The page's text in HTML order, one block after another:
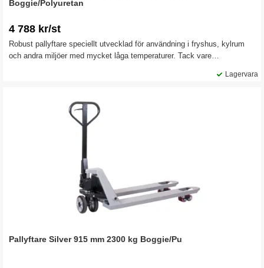
Boggie/Polyuretan
4 788 kr/st
Robust pallyftare speciellt utvecklad för användning i fryshus, kylrum
och andra miljöer med mycket låga temperaturer. Tack vare
Lagervara
Pallyftare Silver 915 mm 2300 kg Boggie/Pu